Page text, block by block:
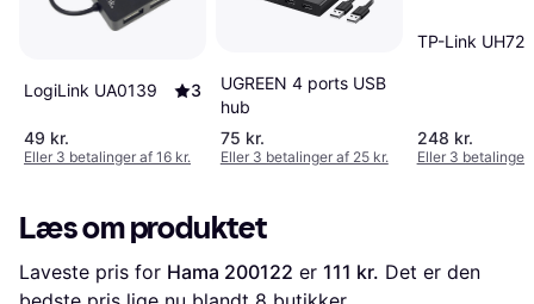
LogiLink UA0139 3
49 kr.
Eller 3 betalinger af 16 kr.
UGREEN 4 ports USB
hub
75 kr.
Eller 3 betalinger af 25 kr.
TP-Link UH720
248 kr.
Eller 3 betalinger
Læs om produktet
Laveste pris for Hama 200122 er 111 kr. Det er den